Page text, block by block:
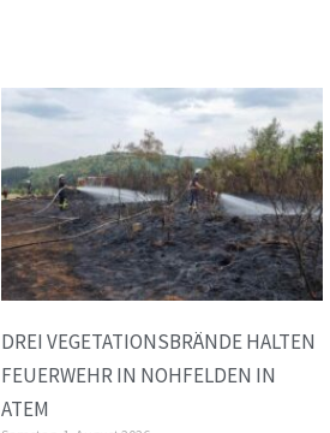
DREI VEGETATIONSBRÄNDE HALTEN
FEUERWEHR IN NOHFELDEN IN
ATEM